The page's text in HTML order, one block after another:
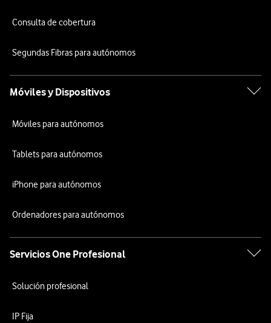
Consulta de cobertura
Segundas Fibras para autónomos
Móviles y Dispositivos
Móviles para autónomos
Tablets para autónomos
iPhone para autónomos
Ordenadores para autónomos
Servicios One Profesional
Solución profesional
IP Fija